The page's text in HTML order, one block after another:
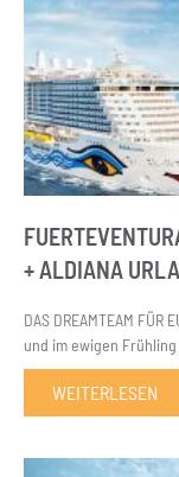
+ ALDIANA
DAS DREAMTEAM
und im ewigen
WEITERLESEN